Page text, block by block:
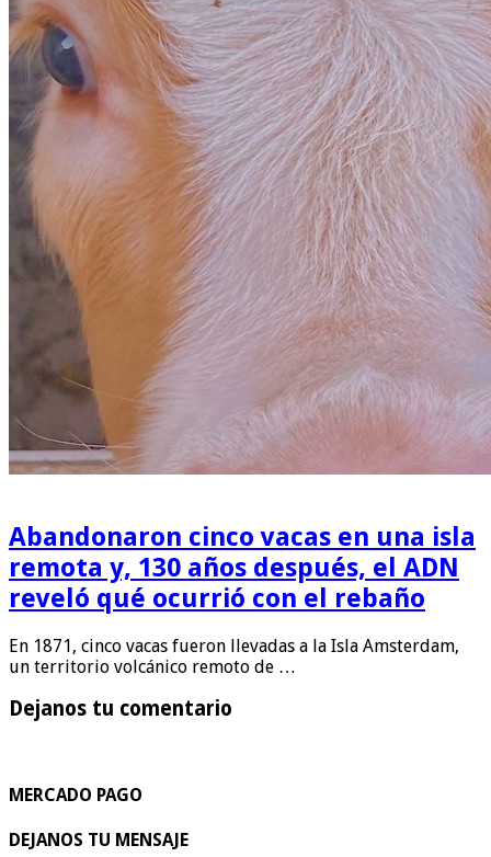
Abandonaron cinco vacas en una isla
remota y, 130 años después, el ADN
reveló qué ocurrió con el rebaño
En 1871, cinco vacas fueron llevadas a la Isla Amsterdam,
un territorio volcánico remoto de …
Dejanos tu comentario
MERCADO PAGO
DEJANOS TU MENSAJE